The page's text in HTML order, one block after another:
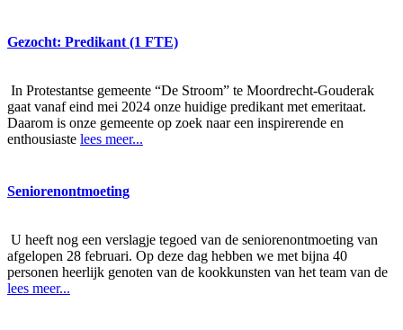
Gezocht: Predikant (1 FTE)
In Protestantse gemeente “De Stroom” te Moordrecht-Gouderak
gaat vanaf eind mei 2024 onze huidige predikant met emeritaat.
Daarom is onze gemeente op zoek naar een inspirerende en
enthousiaste lees meer...
Seniorenontmoeting
U heeft nog een verslagje tegoed van de seniorenontmoeting van
afgelopen 28 februari. Op deze dag hebben we met bijna 40
personen heerlijk genoten van de kookkunsten van het team van de
lees meer...